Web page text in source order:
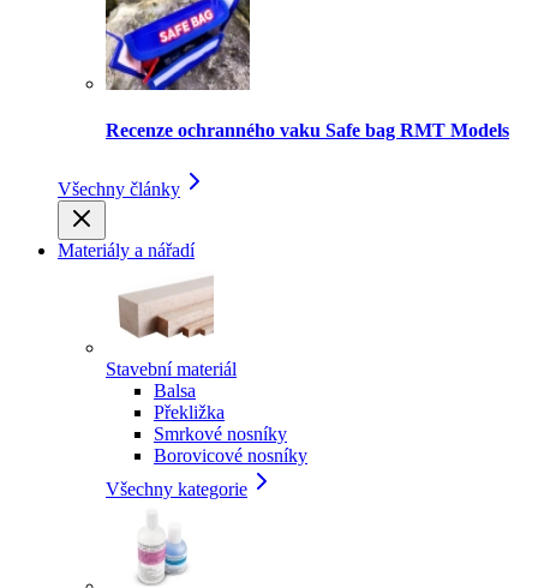
Recenze ochranného vaku Safe bag RMT Models
Všechny články
Materiály a nářadí
Stavební materiál
Balsa
Překližka
Smrkové nosníky
Borovicové nosníky
Všechny kategorie